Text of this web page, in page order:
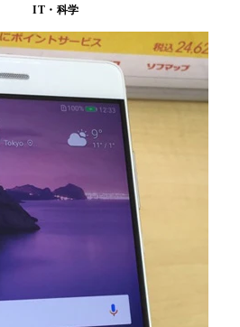
IT・科学